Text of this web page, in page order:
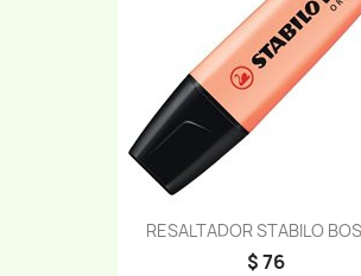
RESALTADOR STABILO
$ 76